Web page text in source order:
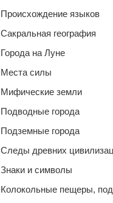
Происхождение языков
Сакральная география
Города на Луне
Места силы
Мифические земли
Подводные города
Подземные города
Следы древних
Знаки и символы
Колокольные пещеры,